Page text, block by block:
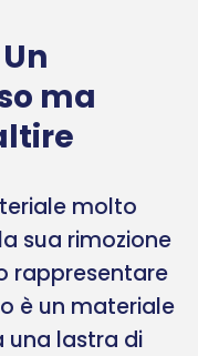
ma
molto
sua rimozione
rappresentare
è un materiale
lastra di